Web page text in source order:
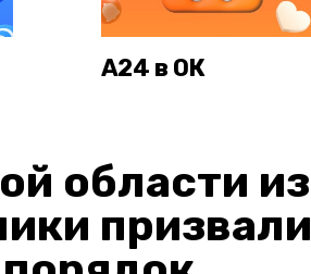
А24 в ОК
области из
призвали